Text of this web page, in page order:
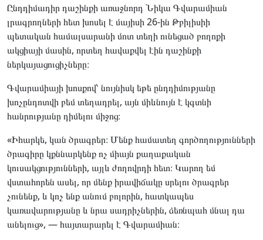
Ընդդիմադիր դաշինքի առաջնորդ Նիկա Գվարամիան
լրագրողների հետ խոսել է մայիսի 26-ին Թբիլիսիի
պետական համալսարանի մոտ տեղի ունեցած բողոքի
ակցիայի մասին, որտեղ հավաքվել էին դաշինքի
ներկայացուցիչները։
Գվարամիայի խոսքով՝ նույնիսկ եթե ընդդիմությանը
խոչընդոտվի բեմ տեղադրել, այն միևնույն է կգտնի
հանրությանը դիմելու միջոց։
«Իհարկե, կան ծրագրեր։ Մենք համատեղ գործողությունների
ծրագիրը կքննարկենք ոչ միայն քաղաքական
կուսակցությունների, այլև ժողովրդի հետ։ Կարող եմ
վստահորեն ասել, որ մենք իրավիճակը սրելու ծրագրեր
չունենք, և կոչ ենք անում բոլորին, հատկապես
կառավարությանը և նրա սադրիչներին, ձեռնպահ մնալ դա
անելուց», — հայտարարել է Գվարամիան։